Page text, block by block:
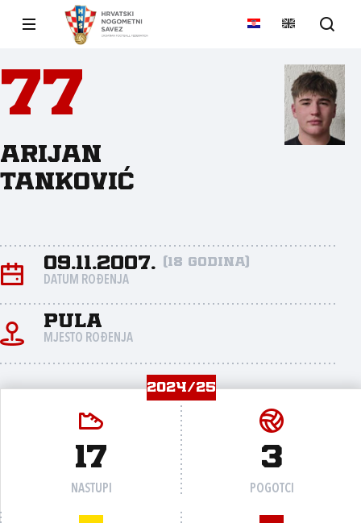
77
Arijan
Tanković
09.11.2007. (18 godina)
DATUM ROĐENJA
Pula
MJESTO ROĐENJA
2024/25
17
NASTUPI
3
POGOTCI